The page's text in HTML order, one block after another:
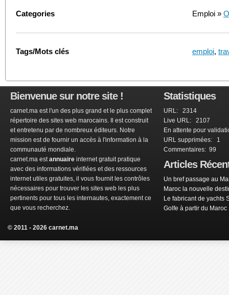
Categories Emploi »
Tags/Mots clés emploi,
Bienvenue sur notre site !
carnet.ma est l'un des plus grand et le plus complet
répertoire des sites web marocains. Il est construit
et entretenu par de nombreux éditeurs. Notre
mission est de fournir un accès à l'information à la
communauté mondiale.
carnet.ma estannuaire internet gratuit pratique
avec des informations vérifiées et des ressources
internet utiles gratuites, il vous fournit les contrôles
nécessaires pour trouver les sites web les plus
pertinents pour tous les internautes, exactement ce
que vous recherchez.
Statistiques
URL: 2314
Live URL: 2107
En attente pour
URL supprimées: 1
Commentaires: 99
Articles
Un bref passage au
Maroc la nouvelle
Le fabricant de yachts
Golfe à partir du Maroc
© 2011 - 2026 carnet.ma